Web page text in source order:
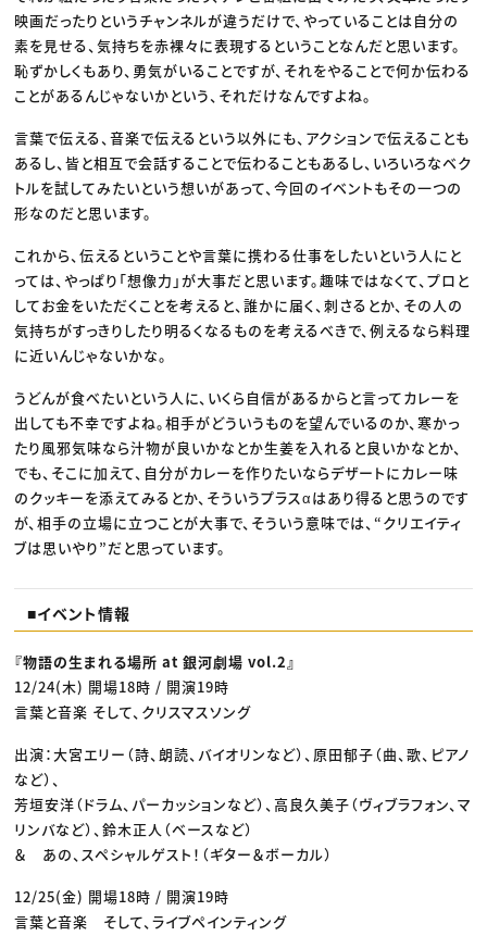
映画だったりというチャンネルが違うだけで、やっていることは自分の
素を見せる、気持ちを赤裸々に表現するということなんだと思います。
恥ずかしくもあり、勇気がいることですが、それをやることで何か伝わる
ことがあるんじゃないかという、それだけなんですよね。
言葉で伝える、音楽で伝えるという以外にも、アクションで伝えることも
あるし、皆と相互で会話することで伝わることもあるし、いろいろなベク
トルを試してみたいという想いがあって、今回のイベントもその一つの
形なのだと思います。
これから、伝えるということや言葉に携わる仕事をしたいという人にと
っては、やっぱり「想像力」が大事だと思います。趣味ではなくて、プロと
してお金をいただくことを考えると、誰かに届く、刺さるとか、その人の
気持ちがすっきりしたり明るくなるものを考えるべきで、例えるなら料理
に近いんじゃないかな。
うどんが食べたいという人に、いくら自信があるからと言ってカレーを
出しても不幸ですよね。相手がどういうものを望んでいるのか、寒かっ
たり風邪気味なら汁物が良いかなとか生姜を入れると良いかなとか、
でも、そこに加えて、自分がカレーを作りたいならデザートにカレー味
のクッキーを添えてみるとか、そういうプラスαはあり得ると思うのです
が、相手の立場に立つことが大事で、そういう意味では、“クリエイティ
ブは思いやり”だと思っています。
■イベント情報
『物語の生まれる場所 at 銀河劇場 vol.2』
12/24(木) 開場18時 / 開演19時
言葉と音楽 そして、クリスマスソング
出演：大宮エリー（詩、朗読、バイオリンなど）、原田郁子（曲、歌、ピアノ
など）、
芳垣安洋（ドラム、パーカッションなど）、高良久美子（ヴィブラフォン、マ
リンバなど）、鈴木正人（ベースなど）
＆ あの、スペシャルゲスト！（ギター＆ボーカル）
12/25(金) 開場18時 / 開演19時
言葉と音楽 そして、ライブペインティング